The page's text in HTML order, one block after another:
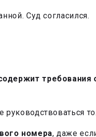
Суд согласился.
требования
номера, даже